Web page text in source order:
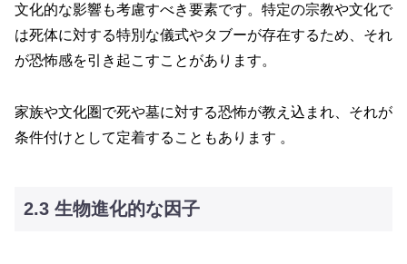
文化的な影響も考慮すべき要素です。特定の宗教や文化で
は死体に対する特別な儀式やタブーが存在するため、それ
が恐怖感を引き起こすことがあります。
家族や文化圏で死や墓に対する恐怖が教え込まれ、それが
条件付けとして定着することもあります 。
2.3 生物進化的な因子